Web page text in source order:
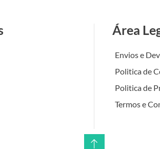
Área
Envios e
Politica de
Politica de
Termos e